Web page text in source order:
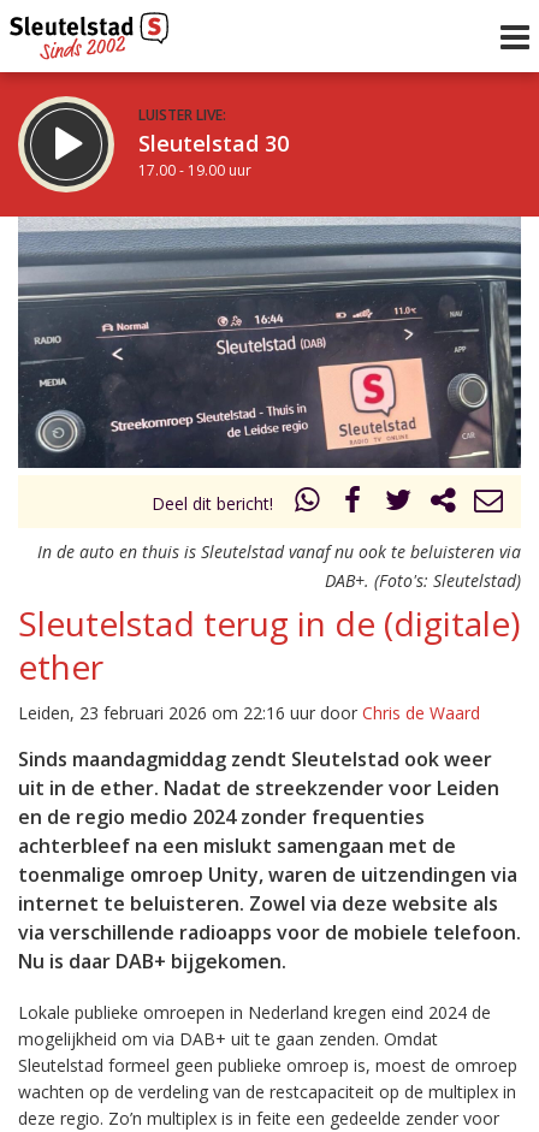
LUISTER LIVE:
Sleutelstad 30
17.00 - 19.00 uur
STRAKS:
De avond van Sleutelstad
19.00 - 0.00 uur
Vorig uur
uur 1 van 0 Volgend uur
Deel dit bericht!
In de auto en thuis is Sleutelstad vanaf nu ook te beluisteren via
DAB+. (Foto's: Sleutelstad)
Sleutelstad terug in de (digitale)
ether
Leiden, 23 februari 2026 om 22:16 uur door Chris de Waard
Sinds maandagmiddag zendt Sleutelstad ook weer
uit in de ether. Nadat de streekzender voor Leiden
en de regio medio 2024 zonder frequenties
achterbleef na een mislukt samengaan met de
toenmalige omroep Unity, waren de uitzendingen via
internet te beluisteren. Zowel via deze website als
via verschillende radioapps voor de mobiele telefoon.
Nu is daar DAB+ bijgekomen.
Lokale publieke omroepen in Nederland kregen eind 2024 de
mogelijkheid om via DAB+ uit te gaan zenden. Omdat
Sleutelstad formeel geen publieke omroep is, moest de omroep
wachten op de verdeling van de restcapaciteit op de multiplex in
deze regio. Zo’n multiplex is in feite een gedeelde zender voor